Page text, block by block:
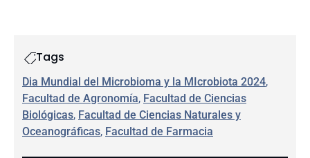
Tags
Dia Mundial del Microbioma y la MIcrobiota 2024
Facultad de Agronomía, Facultad de Ciencias
Biológicas, Facultad de Ciencias Naturales y
Oceanográficas, Facultad de Farmacia